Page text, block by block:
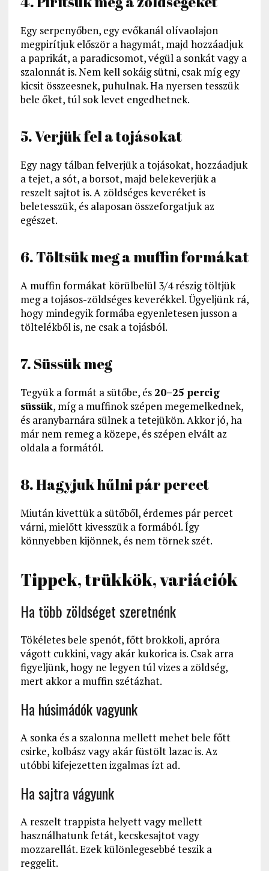
Egy serpenyőben, egy evőkanál olívaolajon
megpirítjuk először a hagymát, majd hozzáadjuk
a paprikát, a paradicsomot, végül a sonkát vagy a
szalonnát is. Nem kell sokáig sütni, csak míg egy
kicsit összeesnek, puhulnak. Ha nyersen tesszük
bele őket, túl sok levet engedhetnek.
5. Verjük fel a tojásokat
Egy nagy tálban felverjük a tojásokat, hozzáadjuk
a tejet, a sót, a borsot, majd belekeverjük a
reszelt sajtot is. A zöldséges keveréket is
beletesszük, és alaposan összeforgatjuk az
egészet.
6. Töltsük meg a muffin formákat
A muffin formákat körülbelül 3/4 részig töltjük
meg a tojásos-zöldséges keverékkel. Ügyeljünk rá,
hogy mindegyik formába egyenletesen jusson a
töltelékből is, ne csak a tojásból.
7. Süssük meg
Tegyük a formát a sütőbe, és 20–25 percig
süssük, míg a muffinok szépen megemelkednek,
és aranybarnára sülnek a tetejükön. Akkor jó, ha
már nem remeg a közepe, és szépen elvált az
oldala a formától.
8. Hagyjuk hűlni pár percet
Miután kivettük a sütőből, érdemes pár percet
várni, mielőtt kivesszük a formából. Így
könnyebben kijönnek, és nem törnek szét.
Tippek, trükkök, variációk
Ha több zöldséget szeretnénk
Tökéletes bele spenót, főtt brokkoli, apróra
vágott cukkini, vagy akár kukorica is. Csak arra
figyeljünk, hogy ne legyen túl vizes a zöldség,
mert akkor a muffin szétázhat.
Ha húsimádók vagyunk
A sonka és a szalonna mellett mehet bele főtt
csirke, kolbász vagy akár füstölt lazac is. Az
utóbbi kifejezetten izgalmas ízt ad.
Ha sajtra vágyunk
A reszelt trappista helyett vagy mellett
használhatunk fetát, kecskesajtot vagy
mozzarellát. Ezek különlegesebbé teszik a
reggelit.